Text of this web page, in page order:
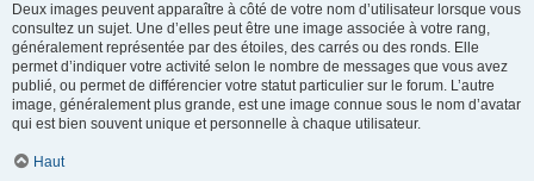
Deux images peuvent apparaître à côté de votre nom d’utilisateur lorsque vous
consultez un sujet. Une d’elles peut être une image associée à votre rang,
généralement représentée par des étoiles, des carrés ou des ronds. Elle
permet d’indiquer votre activité selon le nombre de messages que vous avez
publié, ou permet de différencier votre statut particulier sur le forum. L’autre
image, généralement plus grande, est une image connue sous le nom d’avatar
qui est bien souvent unique et personnelle à chaque utilisateur.
Haut